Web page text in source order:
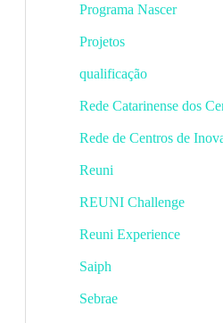
Programa Nascer
Projetos
qualificação
Rede Catarinense dos
Rede de Centros de
Reuni
REUNI Challenge
Reuni Experience
Saiph
Sebrae